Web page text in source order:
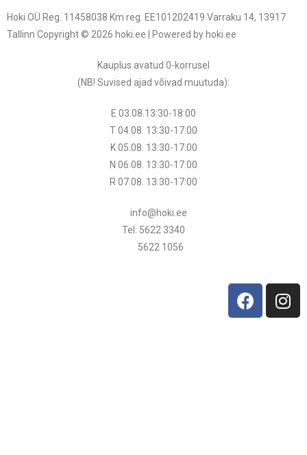
Hoki OÜ Reg. 11458038 Km reg. EE101202419 Varraku 14, 13917
Tallinn Copyright © 2026 hoki.ee | Powered by hoki.ee
Kauplus avatud 0-korrusel
(NB! Suvised ajad võivad muutuda):
E 03.08.13:30-18:00
T 04.08. 13:30-17:00
K 05.08. 13:30-17:00
N 06.08. 13:30-17:00
R 07.08. 13:30-17:00
info@hoki.ee
Tel: 5622 3340
5622 1056